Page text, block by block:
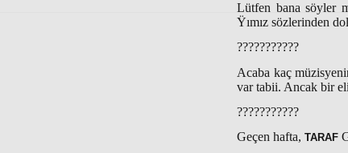
Lütfen bana söyler
Ÿımız sözlerinden
???????????
Acaba kaç
var tabii. Ancak bir
???????????
Geçen hafta, TARAF